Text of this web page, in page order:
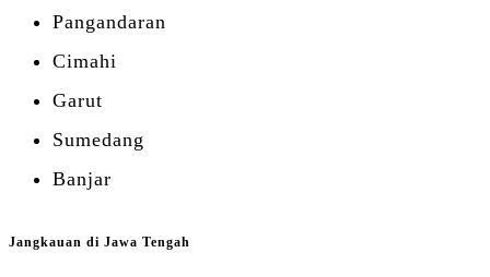
Pangandaran
Cimahi
Garut
Sumedang
Banjar
Jangkauan di Jawa Tengah